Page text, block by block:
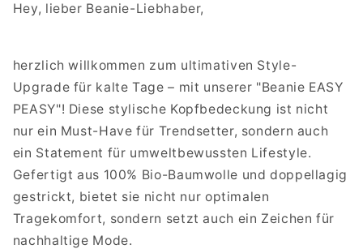
Hey, lieber Beanie-Liebhaber,
herzlich willkommen zum ultimativen Style-
Upgrade für kalte Tage – mit unserer "Beanie EASY
PEASY"! Diese stylische Kopfbedeckung ist nicht
nur ein Must-Have für Trendsetter, sondern auch
ein Statement für umweltbewussten Lifestyle.
Gefertigt aus 100% Bio-Baumwolle und doppellagig
gestrickt, bietet sie nicht nur optimalen
Tragekomfort, sondern setzt auch ein Zeichen für
nachhaltige Mode.